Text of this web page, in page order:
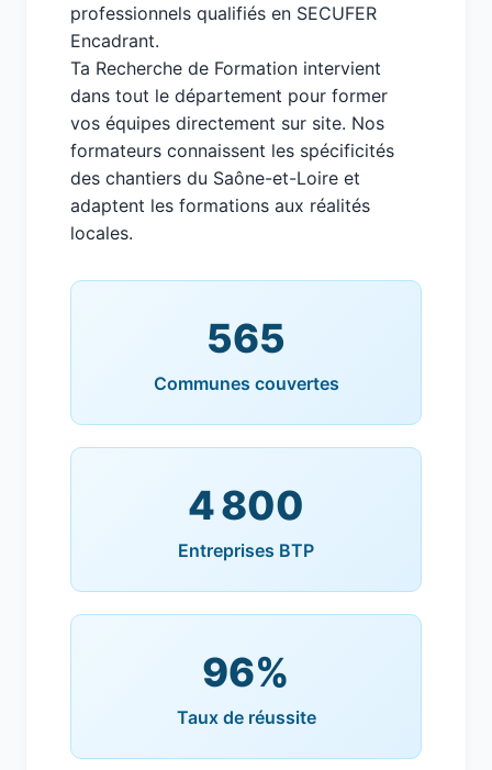
professionnels qualifiés en SECUFER
Encadrant.
Ta Recherche de Formation intervient
dans tout le département pour former
vos équipes directement sur site. Nos
formateurs connaissent les spécificités
des chantiers du Saône-et-Loire et
adaptent les formations aux réalités
locales.
565
Communes couvertes
4 800
Entreprises BTP
96%
Taux de réussite